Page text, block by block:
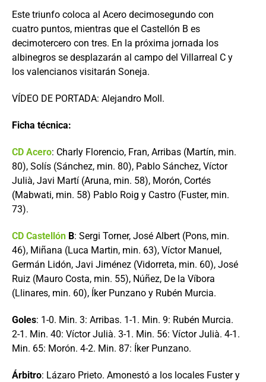
Este triunfo coloca al Acero decimosegundo con
cuatro puntos, mientras que el Castellón B es
decimotercero con tres. En la próxima jornada los
albinegros se desplazarán al campo del Villarreal C y
los valencianos visitarán Soneja.
VÍDEO DE PORTADA: Alejandro Moll.
Ficha técnica:
CD Acero: Charly Florencio, Fran, Arribas (Martín, min.
80), Solís (Sánchez, min. 80), Pablo Sánchez, Víctor
Julià, Javi Martí (Aruna, min. 58), Morón, Cortés
(Mabwati, min. 58) Pablo Roig y Castro (Fuster, min.
73).
CD Castellón B: Sergi Torner, José Albert (Pons, min.
46), Miñana (Luca Martin, min. 63), Víctor Manuel,
Germán Lidón, Javi Jiménez (Vidorreta, min. 60), José
Ruiz (Mauro Costa, min. 55), Núñez, De la Víbora
(Llinares, min. 60), Íker Punzano y Rubén Murcia.
Goles: 1-0. Min. 3: Arribas. 1-1. Min. 9: Rubén Murcia.
2-1. Min. 40: Víctor Julià. 3-1. Min. 56: Víctor Julià. 4-1.
Min. 65: Morón. 4-2. Min. 87: Íker Punzano.
Árbitro: Lázaro Prieto. Amonestó a los locales Fuster y